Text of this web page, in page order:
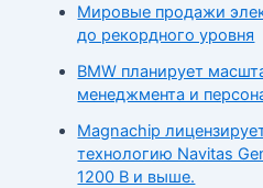
Мировые продажи
до рекордного уровня
BMW планирует
менеджмента и
Magnachip
технологию Navitas
1200 В и выше.